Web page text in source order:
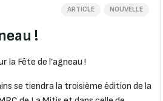
ARTICLE NOUVELLE
!
la Fête de l’agneau !
se tiendra la troisième édition de la